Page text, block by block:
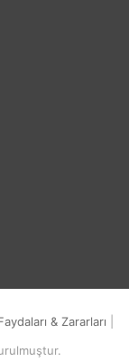
& Zararları